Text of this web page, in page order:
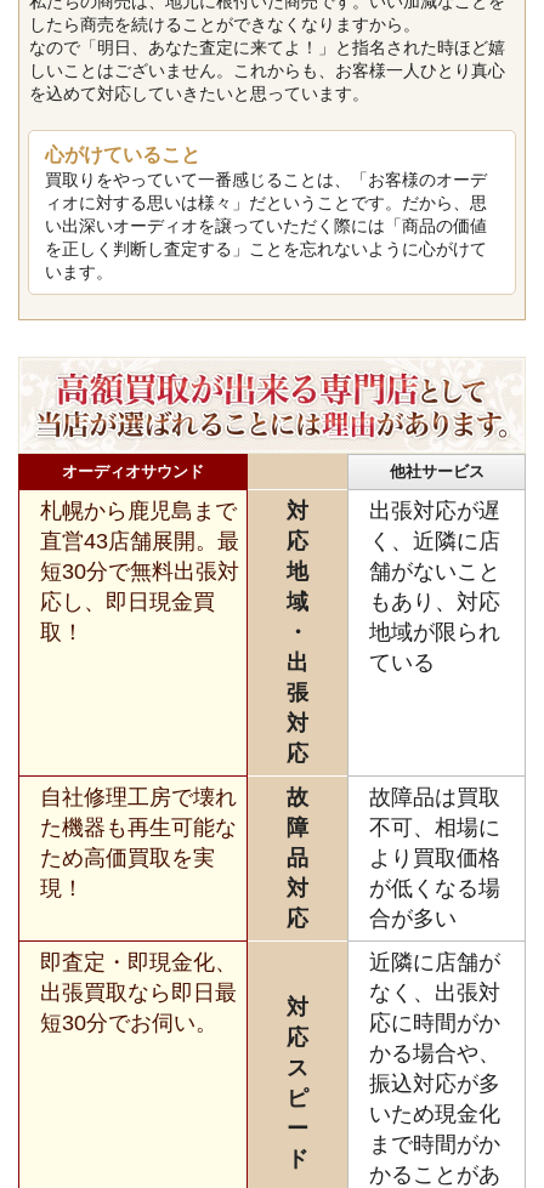
したら商売を続けることができなくなりますから。
なので「明日、あなた査定に来てよ！」と指名された時ほど嬉
しいことはございません。これからも、お客様一人ひとり真心
を込めて対応していきたいと思っています。
心がけていること
買取りをやっていて一番感じることは、「お客様のオーデ
ィオに対する思いは様々」だということです。だから、思
い出深いオーディオを譲っていただく際には「商品の価値
を正しく判断し査定する」ことを忘れないように心がけて
います。
オーディオサウンド 他社サービス
札幌から鹿児島まで
直営43店舗展開。最
短30分で無料出張対
応し、即日現金買
取！
対
応
地
域
・
出
張
対
応
出張対応が遅
く、近隣に店
舗がないこと
もあり、対応
地域が限られ
ている
自社修理工房で壊れ
た機器も再生可能な
ため高価買取を実
現！
故
障
品
対
応
故障品は買取
不可、相場に
より買取価格
が低くなる場
合が多い
即査定・即現金化、
出張買取なら即日最
短30分でお伺い。
対
応
ス
ピ
ー
ド
近隣に店舗が
なく、出張対
応に時間がか
かる場合や、
振込対応が多
いため現金化
まで時間がか
かることがあ